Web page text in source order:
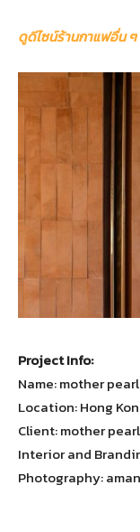
ดูดีไซน์ร้านกาแฟอื่น
Project Info:
Name: mother pearl
Location: Hong
Client: mother pearl
Interior and
Photography: